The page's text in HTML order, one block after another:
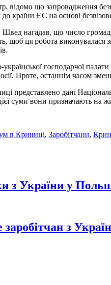
відомо що запровадження
до країни ЄС на основі
Швед нагадав, що число
щоб ця робота виконувалася
господарчої
Проте, останнім часом
представлено дані
суми вони призначають на
в Криниці, Заробітчани,
з України у
з